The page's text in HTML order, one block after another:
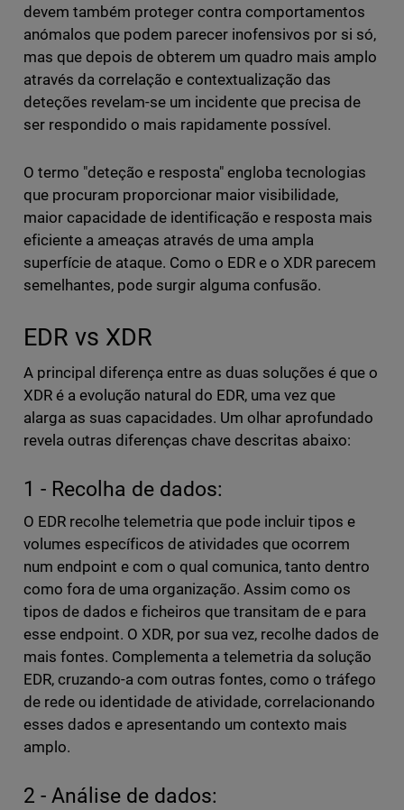
devem também proteger contra comportamentos
anómalos que podem parecer inofensivos por si só,
mas que depois de obterem um quadro mais amplo
através da correlação e contextualização das
deteções revelam-se um incidente que precisa de
ser respondido o mais rapidamente possível.
O termo "deteção e resposta" engloba tecnologias
que procuram proporcionar maior visibilidade,
maior capacidade de identificação e resposta mais
eficiente a ameaças através de uma ampla
superfície de ataque. Como o EDR e o XDR parecem
semelhantes, pode surgir alguma confusão.
EDR vs XDR
A principal diferença entre as duas soluções é que o
XDR é a evolução natural do EDR, uma vez que
alarga as suas capacidades. Um olhar aprofundado
revela outras diferenças chave descritas abaixo:
1 - Recolha de dados:
O EDR recolhe telemetria que pode incluir tipos e
volumes específicos de atividades que ocorrem
num endpoint e com o qual comunica, tanto dentro
como fora de uma organização. Assim como os
tipos de dados e ficheiros que transitam de e para
esse endpoint. O XDR, por sua vez, recolhe dados de
mais fontes. Complementa a telemetria da solução
EDR, cruzando-a com outras fontes, como o tráfego
de rede ou identidade de atividade, correlacionando
esses dados e apresentando um contexto mais
amplo.
2 - Análise de dados: